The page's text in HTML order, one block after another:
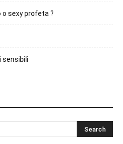
o sexy profeta ?
sensibili